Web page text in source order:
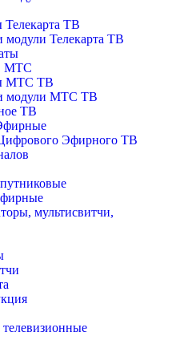
ТВ
модули Телекарта ТВ
МТС
МТС ТВ
модули МТС ТВ
ТВ
Эфирного ТВ
мультисвитчи,